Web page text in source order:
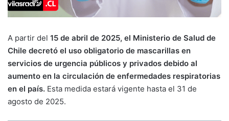
A partir del 15 de abril de 2025, el Ministerio de Salud de
Chile decretó el uso obligatorio de mascarillas en
servicios de urgencia públicos y privados debido al
aumento en la circulación de enfermedades respiratorias
en el país. Esta medida estará vigente hasta el 31 de
agosto de 2025.